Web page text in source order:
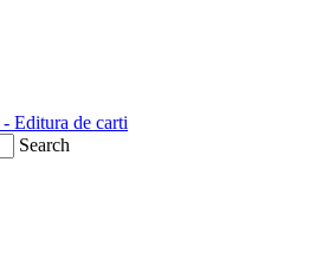
Search